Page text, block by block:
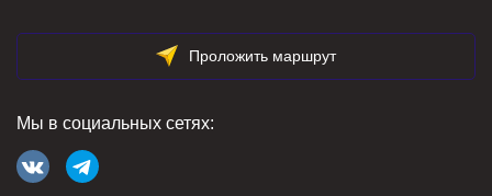
Проложить маршрут
Мы в социальных сетях: